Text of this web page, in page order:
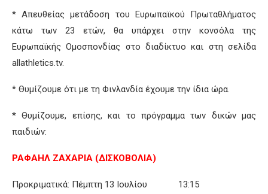
* Απευθείας μετάδοση του Ευρωπαϊκού Πρωταθλήματος
κάτω των 23 ετών, θα υπάρχει στην κονσόλα της
Ευρωπαϊκής Ομοσπονδίας στο διαδίκτυο και στη σελίδα
allathletics.tv.
* Θυμίζουμε ότι με τη Φινλανδία έχουμε την ίδια ώρα.
* Θυμίζουμε, επίσης, και το πρόγραμμα των δικών μας
παιδιών:
ΡΑΦΑΗΛ ΖΑΧΑΡΙΑ (ΔΙΣΚΟΒΟΛΙΑ)
Προκριματικά: Πέμπτη 13 Ιουλίου 13:15